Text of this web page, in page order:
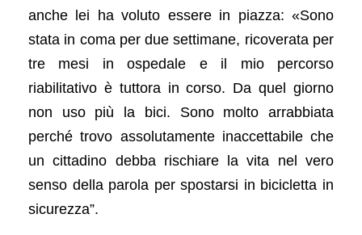
anche lei ha voluto essere in piazza: «Sono
stata in coma per due settimane, ricoverata per
tre mesi in ospedale e il mio percorso
riabilitativo è tuttora in corso. Da quel giorno
non uso più la bici. Sono molto arrabbiata
perché trovo assolutamente inaccettabile che
un cittadino debba rischiare la vita nel vero
senso della parola per spostarsi in bicicletta in
sicurezza”.